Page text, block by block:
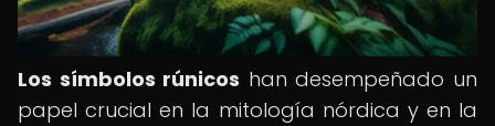
Los símbolos rúnicos han desempeñado un
papel crucial en la mitología nórdica y en la